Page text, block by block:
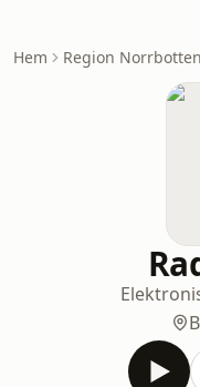
Hem Region Norrbotten